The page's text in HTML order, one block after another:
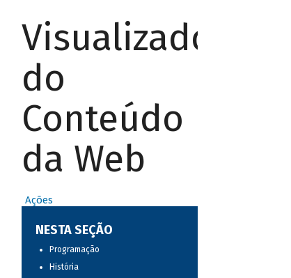
Visualizador
do
Conteúdo
da Web
Ações
NESTA SEÇÃO
Programação
História